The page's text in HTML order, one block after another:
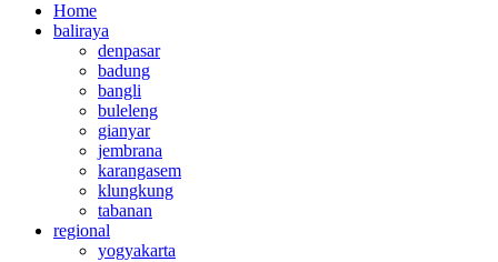
Home
baliraya
denpasar
badung
bangli
buleleng
gianyar
jembrana
karangasem
klungkung
tabanan
regional
yogyakarta